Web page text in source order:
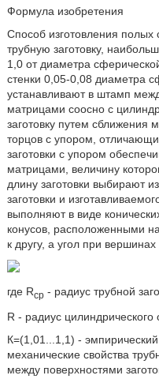
Формула изобретения
Способ изготовления
трубную заготовку,
1,0 от диаметра
стенки 0,05-0,08 диаметра
устанавливают в штамп
матрицами соосно с
заготовку путем сближения
торцов с упором,
заготовки с упором
матрицами, величину
длину заготовки выбирают
заготовки и
выполняют в виде
конусов, расположенными
к другу, а угол при
где Rср - радиус трубной
R - радиус цилиндрического
К=(1,01...1,1) -
механические свойства
между поверхностями